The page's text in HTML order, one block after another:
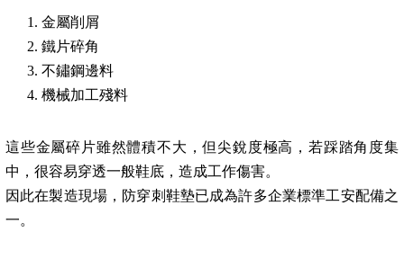
金屬削屑
鐵片碎角
不鏽鋼邊料
機械加工殘料
這些金屬碎片雖然體積不大，但尖銳度極高，若踩踏角度集
中，很容易穿透一般鞋底，造成工作傷害。
因此在製造現場，防穿刺鞋墊已成為許多企業標準工安配備之
一。